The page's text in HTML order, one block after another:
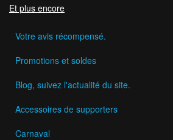
Et plus encore
Votre avis récompensé.
Promotions et soldes
Blog, suivez l'actualité du site.
Accessoires de supporters
Carnaval